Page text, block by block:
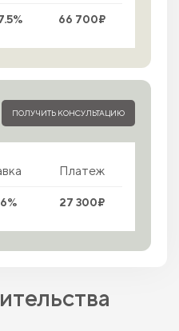
66 700₽
ПОЛУЧИТЬ КОНСУЛЬТАЦИЮ
Платеж
27 300₽